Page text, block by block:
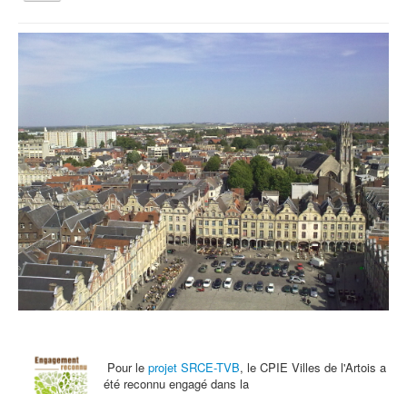
la
Vous êtes ici :
Accueil
Fête de la nature 2018
Activités tout public
Animations et éducation
Accompagnement du territoire et ingénierie
Espace Info Energie
Guide Nature Patrimoine Volontaire (GNPV)
Centre de Ressources du Territoire (CRT)
Contact
Pour le projet SRCE-TVB, le CPIE Villes de l'Artois a
été reconnu engagé dans la